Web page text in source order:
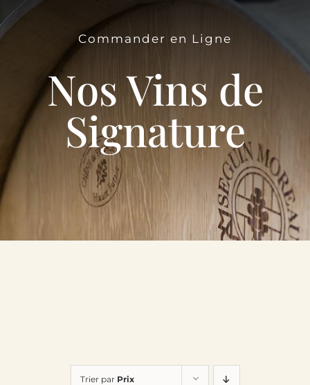
Le Domaine
Œnotourisme
Acheter en ligne
Actualités
Contactez-nous
Commander en Ligne
Nos Vins de
Signature
Trier par Prix